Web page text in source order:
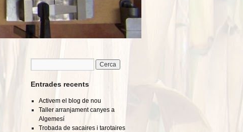
Entrades recents
Activem el blog de nou
Taller arranjament canyes a
Algemesí
Trobada de sacaires i tarotaires